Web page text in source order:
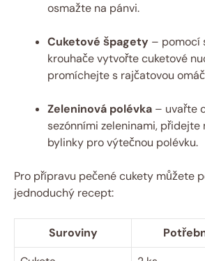
osmažte na pánvi.
Cuketové špagety – pomocí
krouhače vytvořte cuketové
promíchejte s rajčatovou
Zeleninová polévka – uvařte
sezónními zeleninami,
bylinky pro výtečnou polévku.
Pro přípravu pečené cukety můžete
jednoduchý recept:
Suroviny